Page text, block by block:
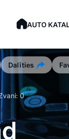
AUTO
Dalīties
0